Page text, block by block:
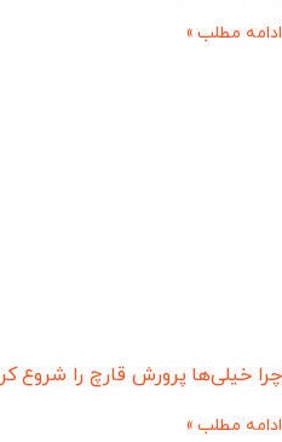
ادامه مطلب »
چرا خیلی‌ها پرورش قارچ را شروع
ادامه مطلب »